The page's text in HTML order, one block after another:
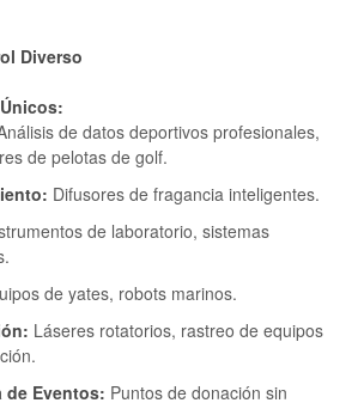
Diverso
de datos deportivos profesionales,
de pelotas de golf.
Difusores de fragancia inteligentes.
de laboratorio, sistemas
de yates, robots marinos.
Láseres rotatorios, rastreo de equipos
de Eventos: Puntos de donación sin